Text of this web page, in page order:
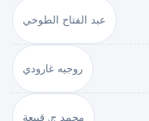
عبد الفتاح الطوخي
روجيه غارودي
محمد ج. قبيعة